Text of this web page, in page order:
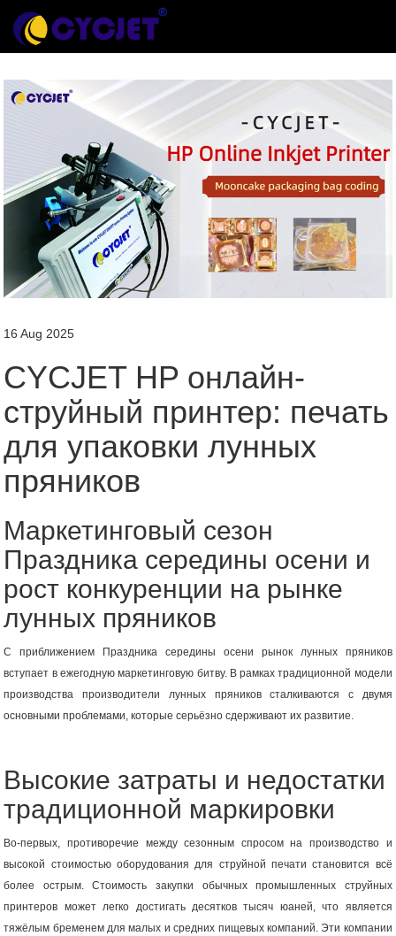
16 Aug 2025
CYCJET HP онлайн-
струйный принтер: печать
для упаковки лунных
пряников
Маркетинговый сезон
Праздника середины осени и
рост конкуренции на рынке
лунных пряников
С приближением Праздника середины осени рынок лунных пряников
вступает в ежегодную маркетинговую битву. В рамках традиционной модели
производства производители лунных пряников сталкиваются с двумя
основными проблемами, которые серьёзно сдерживают их развитие.
Высокие затраты и недостатки
традиционной маркировки
Во-первых, противоречие между сезонным спросом на производство и
высокой стоимостью оборудования для струйной печати становится всё
более острым. Стоимость закупки обычных промышленных струйных
принтеров может легко достигать десятков тысяч юаней, что является
тяжёлым бременем для малых и средних пищевых компаний. Эти компании